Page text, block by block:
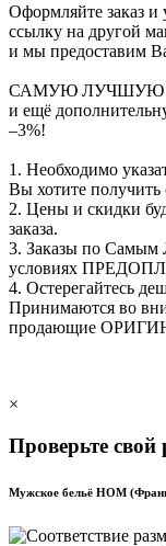
Оформляйте заказ и
ссылку на другой
и мы предоставим
САМУЮ ЛУЧШУЮ
и ещё
–3%!
1. Необходимо
Вы хотите получить
2. Цены и скидки
заказа.
3. Заказы по Самым
условиях
4. Остерегайтесь
Принимаются во
продающие
×
Проверьте свой
Мужское бельё HOM